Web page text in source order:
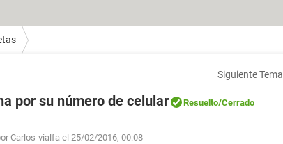
Siguiente Tema
por su número de celular Resuelto/Cerrado
Carlos-vialfa el 25/02/2016, 00:08